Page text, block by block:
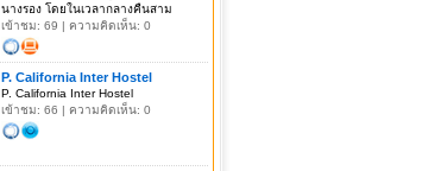
นางรอง โดยในเวลากลางคืนสาม
เข้าชม: 69 | ความคิดเห็น: 0
P. California Inter Hostel
P. California Inter Hostel
เข้าชม: 66 | ความคิดเห็น: 0